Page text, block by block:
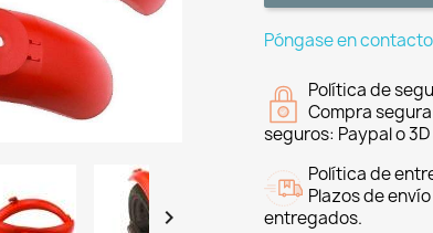

Póngase en
Política de
Compra
seguros: Paypal o
Política de
Plazos de
entregados.